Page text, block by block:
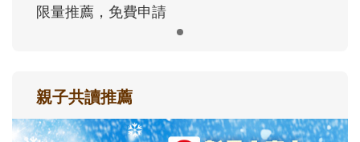
限量推薦，免費申請
親子共讀推薦